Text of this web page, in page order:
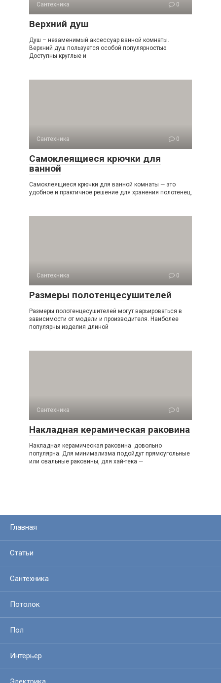
Сантехника 0
Верхний душ
Душ – незаменимый аксессуар ванной комнаты.
Верхний душ пользуется особой популярностью.
Доступны круглые и
Сантехника 0
Самоклеящиеся крючки для
ванной
Самоклеящиеся крючки для ванной комнаты — это
удобное и практичное решение для хранения полотенец,
Сантехника 0
Размеры полотенцесушителей
Размеры полотенцесушителей могут варьироваться в
зависимости от модели и производителя. Наиболее
популярны изделия длиной
Сантехника 0
Накладная керамическая раковина
Накладная керамическая раковина довольно
популярна. Для минимализма подойдут прямоугольные
или овальные раковины, для хай-тека —
Главная
Статьи
Сантехника
Потолок
Пол
Интерьер